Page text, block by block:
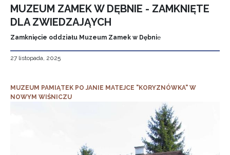
MUZEUM ZAMEK W DĘBNIE - ZAMKNIĘTE
DLA ZWIEDZAJĄYCH
Zamknięcie oddziału Muzeum Zamek w Dębnie
27 listopada, 2025
MUZEUM PAMIĄTEK PO JANIE MATEJCE "KORYZNÓWKA" W
NOWYM WIŚNICZU